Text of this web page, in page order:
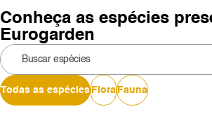
Conheça as espécies
Eurogarden
Todas as espécies FloraFauna